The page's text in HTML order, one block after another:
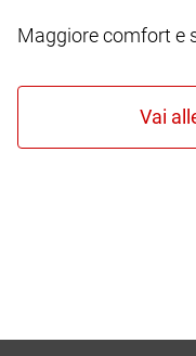
Maggiore comfort e